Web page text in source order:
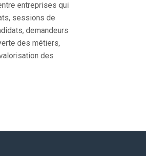
entreprises qui
sessions de
demandeurs
des métiers,
des